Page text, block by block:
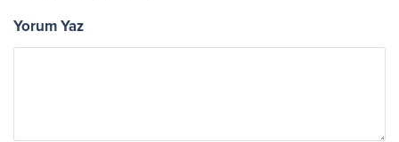
Yorum Yaz